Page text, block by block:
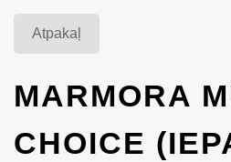
Atpakaļ
MARMORA
CHOICE